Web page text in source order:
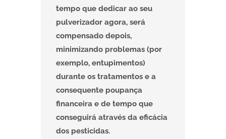
tempo que dedicar ao seu
pulverizador agora, será
compensado depois,
minimizando problemas (por
exemplo, entupimentos)
durante os tratamentos e a
consequente poupança
financeira e de tempo que
conseguirá através da eficácia
dos pesticidas.